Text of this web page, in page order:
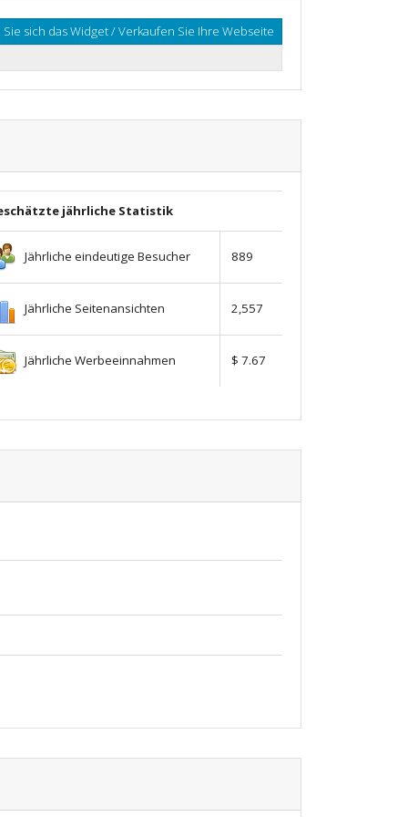
sich das Widget / Verkaufen Sie Ihre Webseite
jährliche Statistik
Jährliche eindeutige Besucher 889
Jährliche Seitenansichten 2,557
Jährliche Werbeeinnahmen $ 7.67